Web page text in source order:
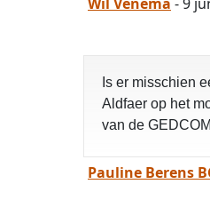
Is er misschien
Aldfaer op het
van de
Pauline Berens